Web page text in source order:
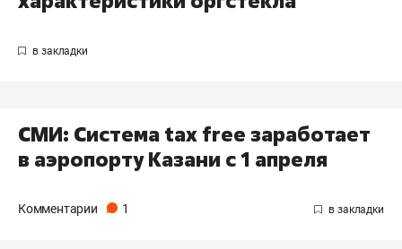
СМИ: Система tax free заработает
в аэропорту Казани с 1 апреля
Комментарии 1